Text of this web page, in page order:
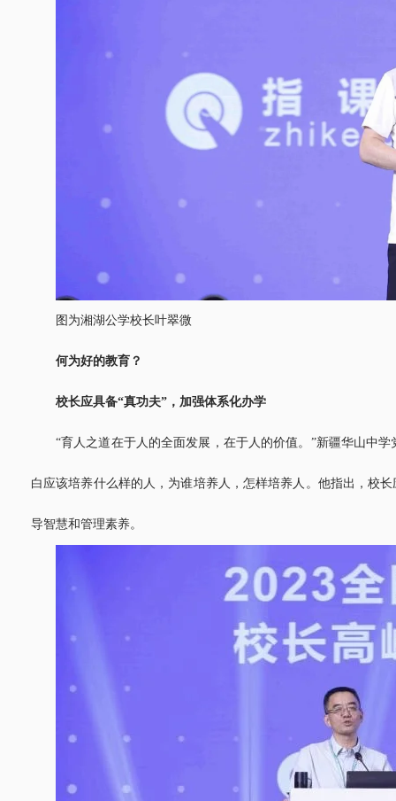
图为湘湖公学校长叶翠微
何为好的教育？
校长应具备“真功夫”，加强体系化办学
“育人之道在于人的全面发展，在于人的价值。”新疆华山中
白应该培养什么样的人，为谁培养人，怎样培养人。他指出，校
导智慧和管理素养。